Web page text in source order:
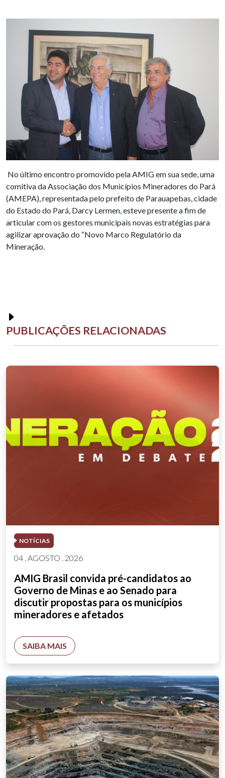
No último encontro promovido pela AMIG em sua sede, uma
comitiva da Associação dos Municípios Mineradores do Pará
(AMEPA), representada pelo prefeito de Parauapebas, cidade
do Estado do Pará, Darcy Lermen, esteve presente a fim de
articular com os gestores municipais novas estratégias para
agilizar aprovação do “Novo Marco Regulatório da
Mineração.
PUBLICAÇÕES RELACIONADAS
NOTÍCIAS
04 . AGOSTO . 2026
AMIG Brasil convida pré-candidatos ao
Governo de Minas e ao Senado para
discutir propostas para os municípios
mineradores e afetados
SAIBA MAIS